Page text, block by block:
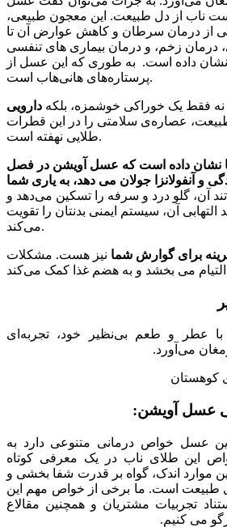
ناب از دل طبیعت. این معجون طبیعی،
از درمان سرطان و کاهش عوارض آن تا
درمان زخم، و درمان بیماری های تنفسی
نشان داده است. به طوری که این عسل از
پرستاره‌های هانی‌هاب است.
نه فقط یک خوراکی خوشمزه، بلکه دارویی
عصاره‌ی سلامتی را در این قطرات
طلایی نهفته است.
نشان داده است که عسل آویشن در فصل
و آنفولانزا جولان می دهد، به یاری شما
آن، گلو درد و سرفه را تسکین می‌دهد و
آن، سیستم ایمنی بدنتان را تقویت
می‌کند.
برای گوارش شما نیز هست. مشکلات
عطر و طعم بی‌نظیر خود، تجربه‌ای
می‌آورد.
عسل خواص درمانی متنوعی دارد به
این طلای ناب در یک معرفی کوتاه
موارد اندک، گواه بر قدرت شفا بخشی و
ی طبیعت است. ما برخی از خواص مهم این
تجربیات مشتریان و همچنین مقالاع
می کنیم.